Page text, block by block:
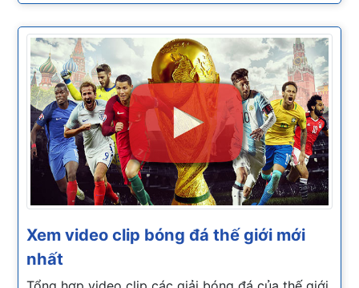
Xem video clip bóng đá thế giới mới
nhất